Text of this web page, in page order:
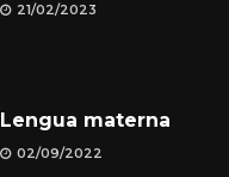
21/02/2023
Lengua materna
02/09/2022